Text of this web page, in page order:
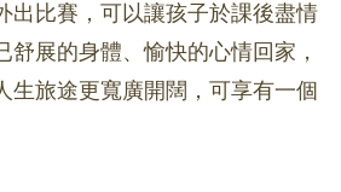
出比賽，可以讓孩子於課後盡情
舒展的身體、愉快的心情回家，
生旅途更寬廣開闊，可享有一個